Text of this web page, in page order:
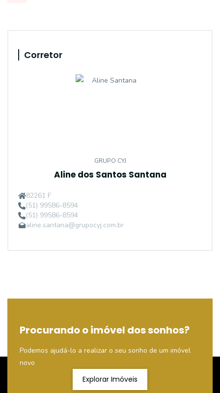
Corretor
GRUPO CYJ
Aline dos Santos Santana
82261 F
(51) 99586-8594
(51) 99586-8594
aline.santana@grupocyj.com.br
Procurando o imóvel dos sonhos?
Podemos ajudá-lo a realizar o seu sonho de um imóvel
novo
Explorar Imóveis